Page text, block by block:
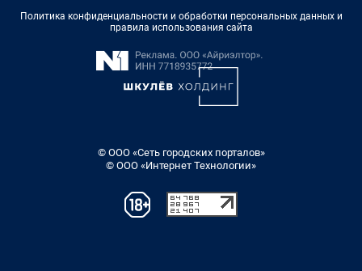
Политика конфиденциальности и обработки персональных данных и
правила использования сайта
© ООО «Сеть городских порталов»
© ООО «Интернет Технологии»